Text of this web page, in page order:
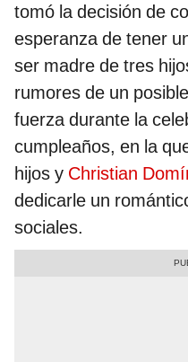
tomó la decisión de
esperanza de tener
ser madre de tres
rumores de un
fuerza durante la
cumpleaños, en la
hijos y Christian
dedicarle un
sociales.